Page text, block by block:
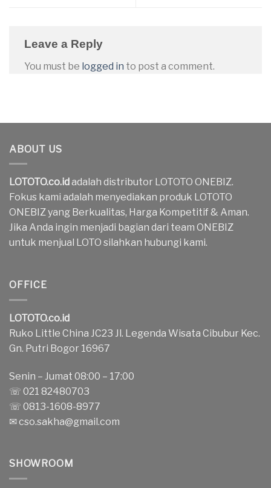
Leave a Reply
You must be logged in to post a comment.
ABOUT US
LOTOTO.co.id adalah distributor LOTOTO ONEBIZ.
Fokus kami adalah menyediakan produk LOTOTO
ONEBIZ yang Berkualitas, Harga Kompetitif & Aman.
Jika Anda ingin menjadi bagian dari team ONEBIZ
untuk menjual LOTO silahkan hubungi kami.
OFFICE
LOTOTO.co.id
Ruko Little China JC23 Jl. Legenda Wisata Cibubur Kec.
Gn. Putri Bogor 16967
Senin – Jumat 08:00 – 17:00
☏ 021 82480703
☏ 0813-1608-8977
✉cso.sakha@gmail.com
SHOWROOM